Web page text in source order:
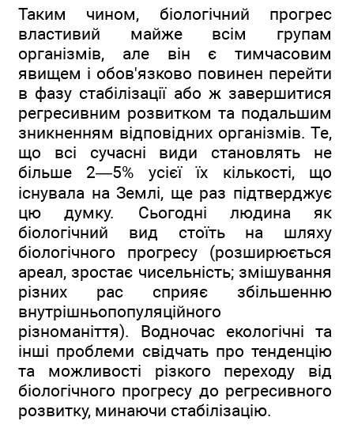
Таким чином, біологічний прогрес
властивий майже всім групам
організмів, але він є тимчасовим
явищем і обов'язково повинен перейти
в фазу стабілізації або ж завершитися
регресивним розвитком та подальшим
зникненням відповідних організмів. Те,
що всі сучасні види становлять не
більше 2—5% усієї їх кількості, що
існувала на Землі, ще раз підтверджує
цю думку. Сьогодні людина як
біологічний вид стоїть на шляху
біологічного прогресу (розширюється
ареал, зростає чисельність; змішування
різних рас сприяє збільшенню
внутрішньопопуляційного
різноманіття). Водночас екологічні та
інші проблеми свідчать про тенденцію
та можливості різкого переходу від
біологічного прогресу до регресивного
розвитку, минаючи стабілізацію.